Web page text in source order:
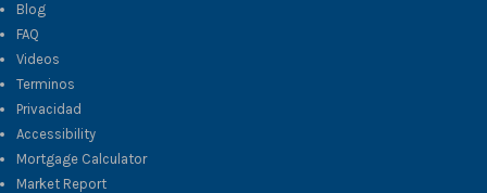
Blog
FAQ
Videos
Terminos
Privacidad
Accessibility
Mortgage Calculator
Market Report